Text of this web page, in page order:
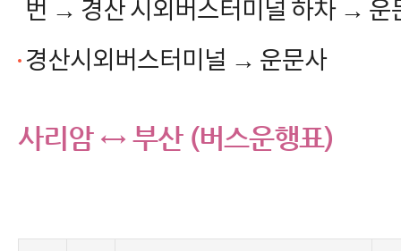
번 → 경산 시외버스터미널 하차 → 운
경산시외버스터미널 → 운문사
사리암 ↔ 부산 (버스운행표)